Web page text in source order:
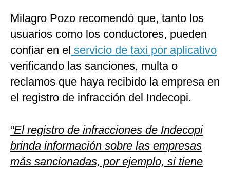
Milagro Pozo recomendó que, tanto los
usuarios como los conductores, pueden
confiar en el servicio de taxi por aplicativo
verificando las sanciones, multa o
reclamos que haya recibido la empresa en
el registro de infracción del Indecopi.
“El registro de infracciones de Indecopi
brinda información sobre las empresas
más sancionadas, por ejemplo, si tiene